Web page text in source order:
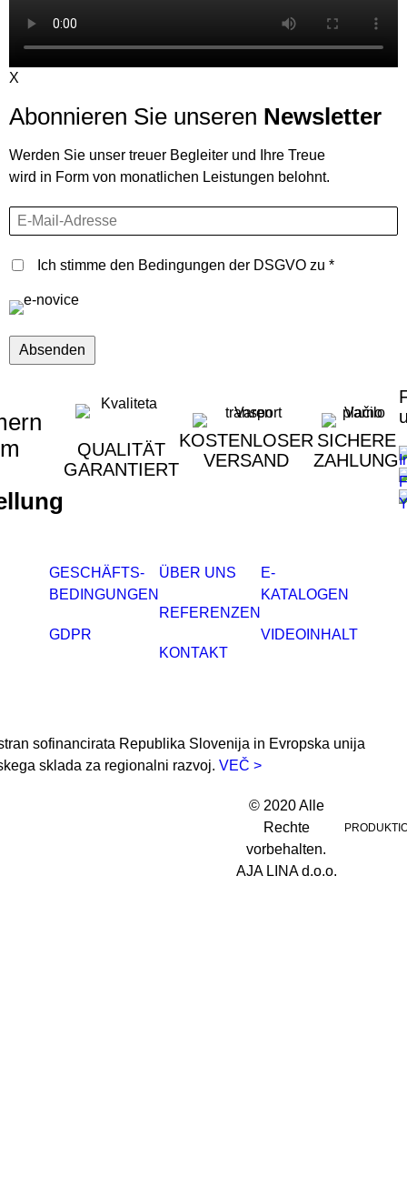
X
Abonnieren Sie unseren Newsletter
Werden Sie unser treuer Begleiter und Ihre Treue
wird in Form von monatlichen Leistungen belohnt.
E-Mail-Adresse
Ich stimme den Bedingungen der DSGVO zu
QUALITÄT
GARANTIERT
KOSTENLOSER
VERSAND
SICHERE
ZAHLUNG
GESCHÄFTS-
BEDINGUNGEN
GDPR
ÜBER UNS
REFERENZEN
KONTAKT
E-
KATALOGEN
VIDEOINHALT
sofinancirata Republika Slovenija in Evropska unija
sklada za regionalni razvoj. VEČ >
© 2020 Alle
Rechte
vorbehalten.
AJA LINA d.o.o.